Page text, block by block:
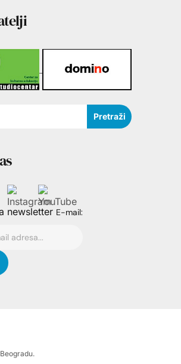
Pretraži
newsletter E-mail: